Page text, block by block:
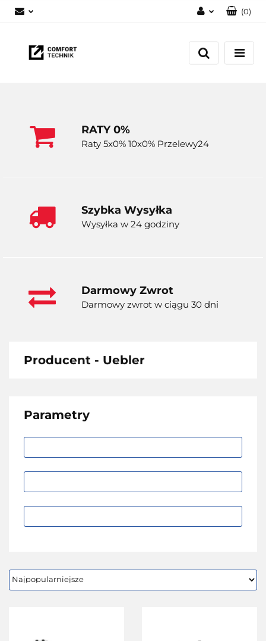
Zaloguj się
Zarejestruj się
(0)
RATY 0%
Raty 5x0% 10x0% Przelewy24
Szybka Wysyłka
Wysyłka w 24 godziny
Darmowy Zwrot
Darmowy zwrot w ciągu 30 dni
Producent - Uebler
Parametry